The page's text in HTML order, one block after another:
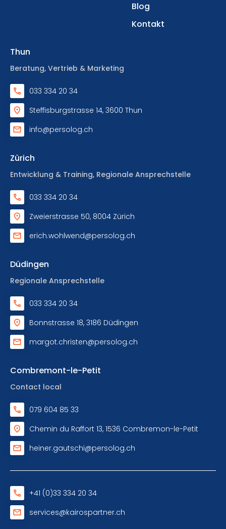
Blog
Kontakt
Thun
Beratung, Vertrieb & Marketing
033 334 20 34
Steffisburgstrasse 14, 3600 Thun
info@persolog.ch
Zürich
Entwicklung & Training, Regionale Ansprechstelle
033 334 20 34
Zweierstrasse 50, 8004 Zürich
erich.wohlwend@persolog.ch
Düdingen
Regionale Ansprechstelle
033 334 20 34
Bonnstrasse 18, 3186 Düdingen
margot.christen@persolog.ch
Combremont-le-Petit
Contact local
079 604 85 33
Chemin du Raffort 13, 1536 Combremon-le-Petit
heiner.gautschi@persolog.ch
+41 (0)33 334 20 34
services@kairospartner.ch